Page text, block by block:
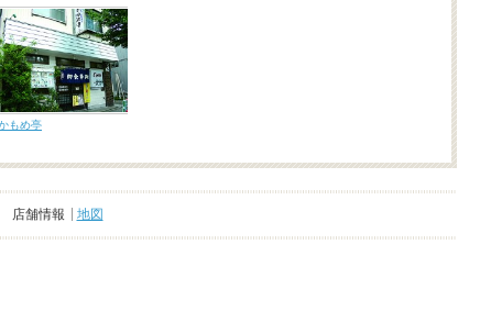
もめ亭
店舗情報 地図